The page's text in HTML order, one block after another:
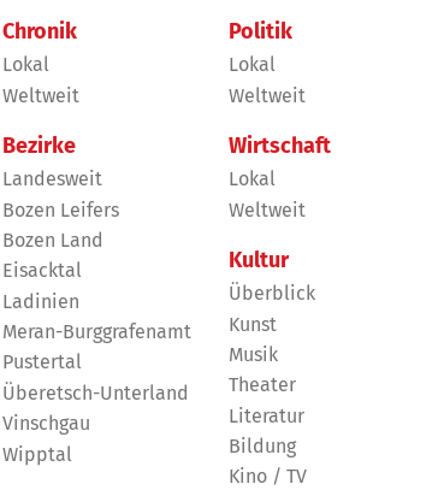
Chronik
Lokal
Weltweit
Bezirke
Landesweit
Bozen Leifers
Bozen Land
Eisacktal
Ladinien
Meran-Burggrafenamt
Pustertal
Überetsch-Unterland
Vinschgau
Wipptal
Politik
Lokal
Weltweit
Wirtschaft
Lokal
Weltweit
Kultur
Überblick
Kunst
Musik
Theater
Literatur
Bildung
Kino / TV